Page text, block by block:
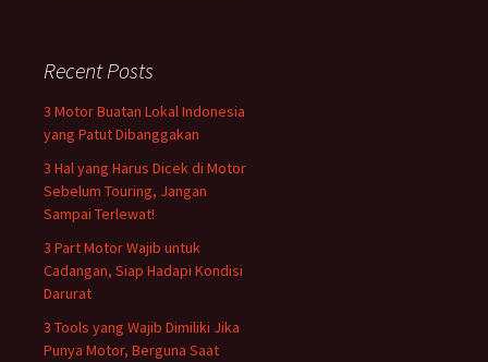
Recent Posts
3 Motor Buatan Lokal Indonesia
yang Patut Dibanggakan
3 Hal yang Harus Dicek di Motor
Sebelum Touring, Jangan
Sampai Terlewat!
3 Part Motor Wajib untuk
Cadangan, Siap Hadapi Kondisi
Darurat
3 Tools yang Wajib Dimiliki Jika
Punya Motor, Berguna Saat